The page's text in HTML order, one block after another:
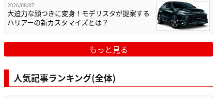
2026/08/07
大迫力な顔つきに変身！モデリスタが提案する
ハリアーの新カスタマイズとは？
もっと見る
人気記事ランキング(全体)